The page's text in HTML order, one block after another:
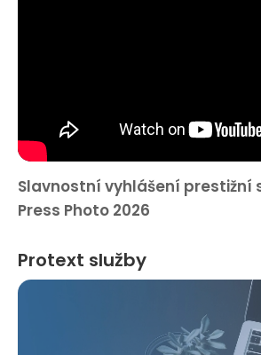
Slavnostní vyhlášení prestižní
Press Photo 2026
Protext služby